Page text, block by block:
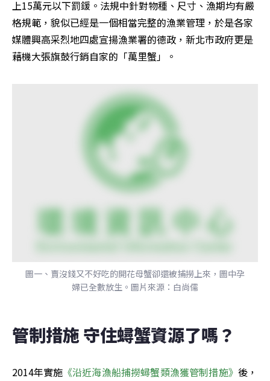
上15萬元以下罰鍰。法規中針對物種、尺寸、漁期均有嚴
格規範，貌似已經是一個相當完整的漁業管理，於是各家
媒體興高采烈地四處宣揚漁業署的德政，新北市政府更是
藉機大張旗鼓行銷自家的「萬里蟹」。
圖一、賣沒錢又不好吃的開花母蟹卻還被捕撈上來，圖中孕
婦已全數放生。圖片來源：白尚儒
管制措施 守住蟳蟹資源了嗎？
2014年實施 《沿近海漁船捕撈蟳蟹類漁獲管制措施》 後，